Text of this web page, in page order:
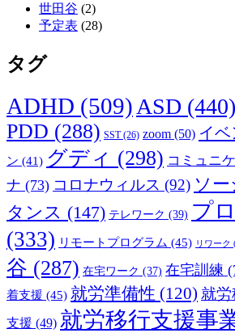
世田谷 (2)
予定表 (28)
タグ
ADHD (509) ASD (440)
PDD (288) SST(26) zoom (50) イベ
ン (41) グディ (298) コミュニ
ナ (73) コロナウィルス (92) ソ
タンス (147) テレワーク (39) プ
(333) リモートプログラム (45) リワーク
谷 (287) 在宅ワーク (37) 在宅訓練
着支援 (45) 就労準備性 (120) 就
支援 (49) 就労移行支援事